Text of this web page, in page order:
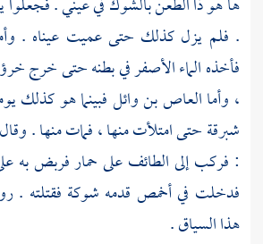
. فلم يزل كذلك حتى عميت عيناه .
فأخذه الماء الأصفر في بطنه حتى خرج
، وأماالعاص بن وائلفبينما هو كذلك
شبرقة حتى امتلأت منها ، فمات منها .
: فركب إلىالطائفعلى حمار فربض به
فدخلت في أخمص قدمه شوكة فقتلته .
هذا السياق .